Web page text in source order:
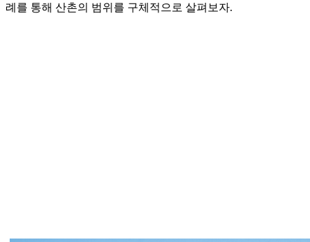
례를 통해 산촌의 범위를 구체적으로 살펴보자.